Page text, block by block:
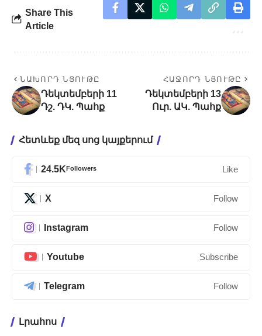
Share This
Article
ՆԱԽՈՐԴ ՆՅՈՒԹԸ
Դեկտեմբերի 11
Դշ. ԴԿ. Պահք
ՀԱՋՈՐԴ ՆՅՈՒԹԸ
Դեկտեմբերի 13
Ուր. ԱԿ. Պահք
Հետևեք մեզ սոց կայքերում
24.5KFollowers Like
X Follow
Instagram Follow
Youtube Subscribe
Telegram Follow
Լրահոս